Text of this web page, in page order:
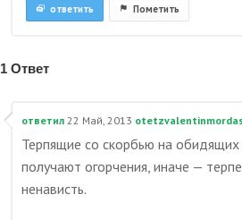
Пометить
ответить
1 Ответ
ответил 22 Май, 2013
Терпящие со скорбью на
получают огорчения, иначе —
ненависть.